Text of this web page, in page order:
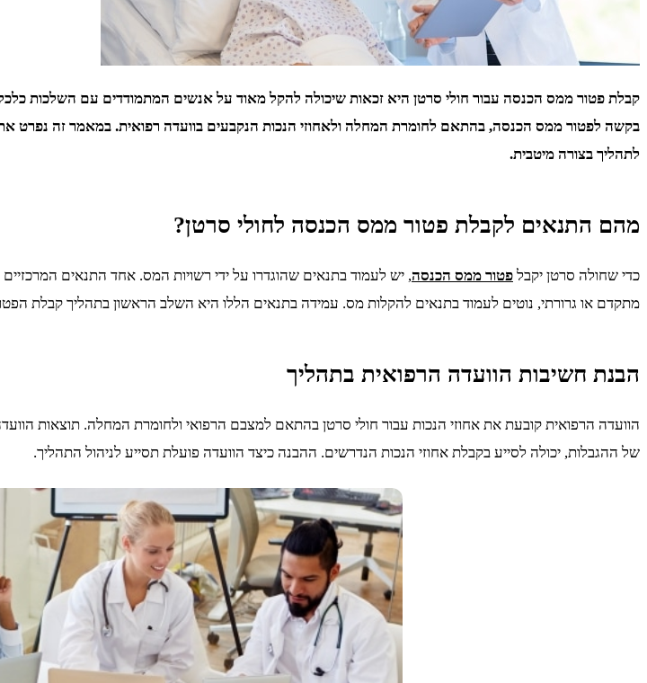
קבלת פטור ממס הכנסה עבור חולי סרטן היא זכאות שיכולה להקל מאוד על אנשים המתמודדים עם השלכות
בקשה לפטור ממס הכנסה, בהתאם לחומרת המחלה ולאחוזי הנכות הנקבעים בוועדה רפואית. במאמר זה
לתהליך בצורה מיטבית.
מהם התנאים לקבלת פטור ממס הכנסה לחולי סרטן?
כדי שחולה סרטן יקבל פטור ממס הכנסה
מתקדם או גרורתי, נוטים לעמוד בתנאים להקלות מס. עמידה בתנאים הללו היא השלב הראשון בתהליך קבלת
הבנת חשיבות הוועדה הרפואית בתהליך
הוועדה הרפואית קובעת את אחוזי הנכות עבור חולי סרטן בהתאם למצבם הרפואי ולחומרת המחלה. תוצאות
של ההגבלות, יכולה לסייע בקבלת אחוזי הנכות הנדרשים. ההבנה כיצד הוועדה פועלת תסייע לניהול התהליך.